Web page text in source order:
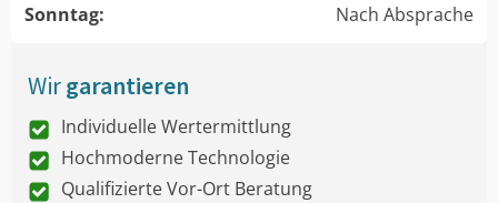
Sonntag:
Nach Absprache
Wirgarantieren
Individuelle Wertermittlung
Hochmoderne Technologie
Qualifizierte Vor-Ort Beratung